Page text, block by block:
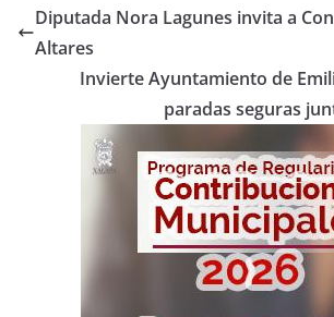
Diputada Nora Lagunes invita a
Altares
Invierte Ayuntamiento de
paradas seguras